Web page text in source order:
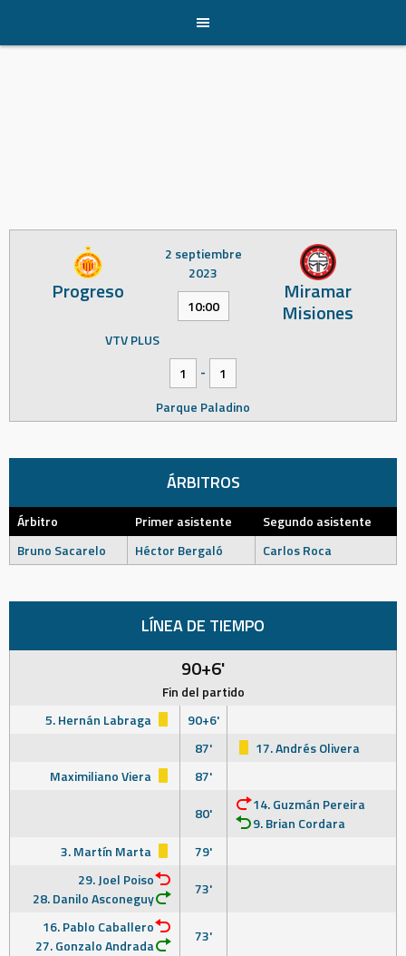
content
Progreso Miramar
Misiones
2 septiembre
2023
10:00
VTV PLUS
1
-
1
Parque Paladino
ÁRBITROS
Árbitro Primer asistente
Segundo asistente
Bruno Sacarelo
Héctor Bergaló Carlos Roca
LÍNEA DE TIEMPO
90+6'
Fin del partido
5. Hernán Labraga
90+6'
87'
17. Andrés Olivera
Maximiliano Viera
87'
80'
14. Guzmán Pereira
9. Brian Cordara
3. Martín Marta
79'
29. Joel Poiso
28. Danilo Asconeguy
73'
16. Pablo Caballero
27. Gonzalo Andrada
73'